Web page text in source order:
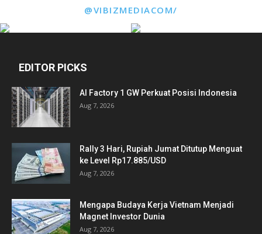
@VIBIZMEDIACOM/
EDITOR PICKS
AI Factory 1 GW Perkuat Posisi Indonesia
Aug 7, 2026
Rally 3 Hari, Rupiah Jumat Ditutup Menguat
ke Level Rp17.885/USD
Aug 7, 2026
Mengapa Budaya Kerja Vietnam Menjadi
Magnet Investor Dunia
Aug 7, 2026